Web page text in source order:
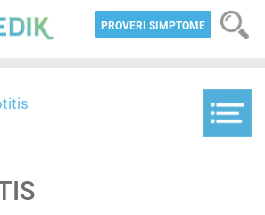
PROVERI SIMPTOME